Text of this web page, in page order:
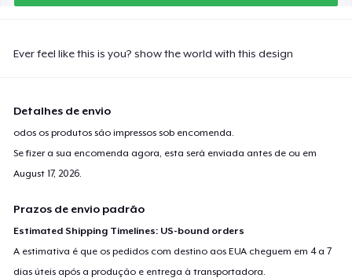
Ever feel like this is you? show the world with this design
Detalhes de envio
odos os produtos são impressos sob encomenda.
Se fizer a sua encomenda agora, esta será enviada antes de ou em
August 17, 2026.
Prazos de envio padrão
Estimated Shipping Timelines: US-bound orders
A estimativa é que os pedidos com destino aos EUA cheguem em 4 a 7
dias úteis após a produção e entrega à transportadora.